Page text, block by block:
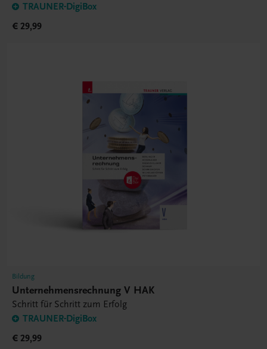
TRAUNER-DigiBox
€ 29,99
Bildung
Unternehmensrechnung V HAK
Schritt für Schritt zum Erfolg
TRAUNER-DigiBox
€ 29,99